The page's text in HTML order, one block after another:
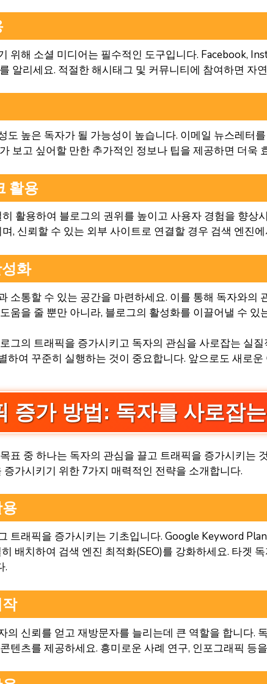
위해 소셜 미디어는 필수적인 도구입니다. Facebook,
알리세요. 적절한 해시태그 및 커뮤니티에 참여하면 자
도 높은 독자가 될 가능성이 높습니다. 이메일 뉴스레터
보고 싶어할 만한 추가적인 정보나 팁을 제공하면 더욱
활용
활용하여 블로그의 권위를 높이고 사용자 경험을 향
, 신뢰할 수 있는 외부 사이트로 연결할 경우 검색 엔진
화
소통할 수 있는 공간을 마련하세요. 이를 통해 독자와의
움을 줄 뿐만 아니라, 블로그의 활성화를 이끌어낼 수 있
그의 트래픽을 증가시키고 독자의 관심을 사로잡는 실
하여 꾸준히 실행하는 것이 중요합니다. 앞으로도 새로
증가 방법: 독자를 사로잡
표 중 하나는 독자의 관심을 끌고 트래픽을 증가시키는
가시키기 위한 7가지 매력적인 전략을 소개합니다.
트래픽을 증가시키는 기초입니다. Google Keyword
배치하여 검색 엔진 최적화(SEO)를 강화하세요. 타겟
.
의 신뢰를 얻고 재방문자를 늘리는데 큰 역할을 합니다.
텐츠를 제공하세요. 흥미로운 사례 연구, 인포그래픽 등